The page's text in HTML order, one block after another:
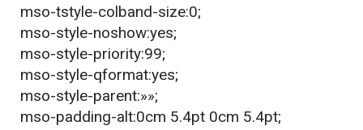
mso-tstyle-colband-size:0;
mso-style-noshow:yes;
mso-style-priority:99;
mso-style-qformat:yes;
mso-style-parent:»»;
mso-padding-alt:0cm 5.4pt 0cm 5.4pt;